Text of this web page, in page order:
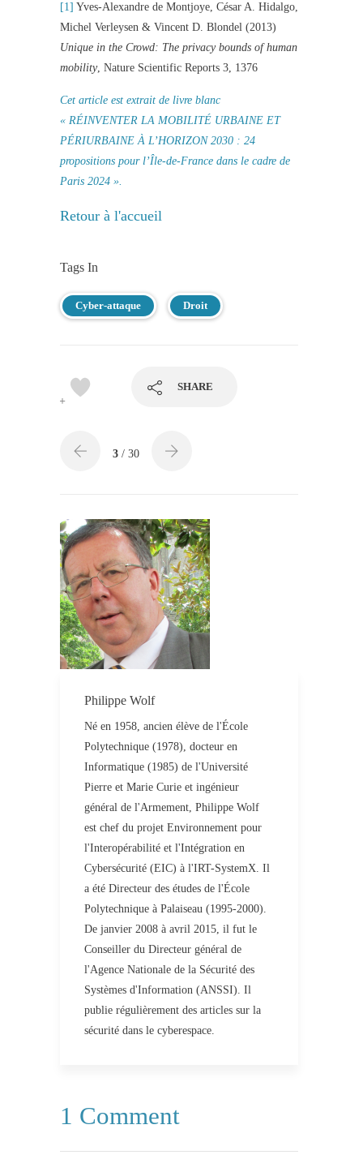
[1] Yves-Alexandre de Montjoye, César A. Hidalgo,
Michel Verleysen & Vincent D. Blondel (2013)
Unique in the Crowd: The privacy bounds of human
mobility, Nature Scientific Reports 3, 1376
Cet article est extrait de livre blanc
« RÉINVENTER LA MOBILITÉ URBAINE ET
PÉRIURBAINE À L’HORIZON 2030 : 24
propositions pour l’Île-de-France dans le cadre de
Paris 2024 ».
Retour à l'accueil
Tags In
Cyber-attaque Droit
6+
SHARE
3 / 30
Philippe Wolf
Né en 1958, ancien élève de l'École
Polytechnique (1978), docteur en
Informatique (1985) de l'Université
Pierre et Marie Curie et ingénieur
général de l'Armement, Philippe Wolf
est chef du projet Environnement pour
l'Interopérabilité et l'Intégration en
Cybersécurité (EIC) à l'IRT-SystemX. Il
a été Directeur des études de l'École
Polytechnique à Palaiseau (1995-2000).
De janvier 2008 à avril 2015, il fut le
Conseiller du Directeur général de
l'Agence Nationale de la Sécurité des
Systèmes d'Information (ANSSI). Il
publie régulièrement des articles sur la
sécurité dans le cyberespace.
1 Comment